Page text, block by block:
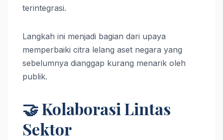
terintegrasi.
Langkah ini menjadi bagian dari upaya
memperbaiki citra lelang aset negara yang
sebelumnya dianggap kurang menarik oleh
publik.
🤝 Kolaborasi Lintas
Sektor